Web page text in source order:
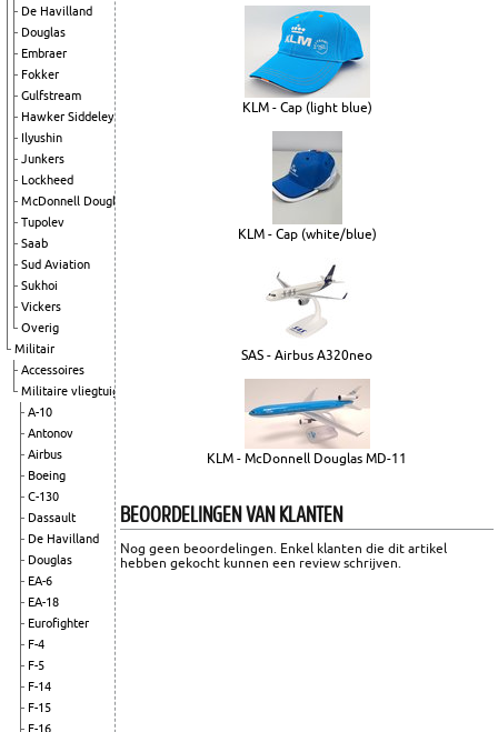
De Havilland
Douglas
Embraer
Fokker
Gulfstream
Hawker Siddeley
Ilyushin
Junkers
Lockheed
McDonnell Douglas
Tupolev
Saab
Sud Aviation
Sukhoi
Vickers
Overig
Militair
Accessoires
Militaire vliegtuigen
A-10
Antonov
Airbus
Boeing
C-130
Dassault
De Havilland
Douglas
EA-6
EA-18
Eurofighter
F-4
F-5
F-14
F-15
F-16
KLM - Cap (light blue)
KLM - Cap (white/blue)
SAS - Airbus A320neo
KLM - McDonnell Douglas MD-11
BEOORDELINGEN VAN KLANTEN
Nog geen beoordelingen. Enkel klanten die dit artikel
hebben gekocht kunnen een review schrijven.